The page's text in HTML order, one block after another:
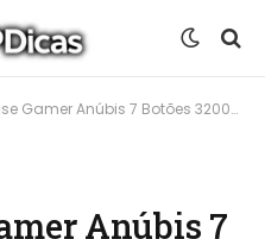
7 Botões 32000 DPI RGB Ajustável Comentários, Vantagens e Desvantagens
Anúbis 7